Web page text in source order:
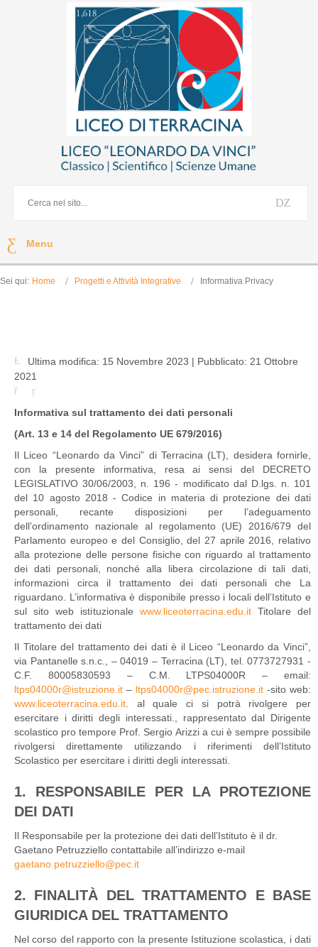
Menu
Sei qui: Home Progetti e Attività Integrative Informativa Privacy
Ultima modifica: 15 Novembre 2023 | Pubblicato: 21 Ottobre
2021
Informativa sul trattamento dei dati personali
(Art. 13 e 14 del Regolamento UE 679/2016)
Il Liceo “Leonardo da Vinci” di Terracina (LT), desidera fornirle,
con la presente informativa, resa ai sensi del DECRETO
LEGISLATIVO 30/06/2003, n. 196 - modificato dal D.lgs. n. 101
del 10 agosto 2018 - Codice in materia di protezione dei dati
personali, recante disposizioni per l’adeguamento
dell’ordinamento nazionale al regolamento (UE) 2016/679 del
Parlamento europeo e del Consiglio, del 27 aprile 2016, relativo
alla protezione delle persone fisiche con riguardo al trattamento
dei dati personali, nonché alla libera circolazione di tali dati,
informazioni circa il trattamento dei dati personali che La
riguardano. L’informativa è disponibile presso i locali dell’Istituto e
sul sito web istituzionale www.liceoterracina.edu.itTitolare del
trattamento dei dati
Il Titolare del trattamento dei dati è il Liceo “Leonardo da Vinci”,
via Pantanelle s.n.c., – 04019 – Terracina (LT), tel. 0773727931 -
C.F. 80005830593 – C.M. LTPS04000R – email:
ltps04000r@istruzione.it – ltps04000r@pec.istruzione.it -sito web:
www.liceoterracina.edu.it. al quale ci si potrà rivolgere per
esercitare i diritti degli interessati., rappresentato dal Dirigente
scolastico pro tempore Prof. Sergio Arizzi a cui è sempre possibile
rivolgersi direttamente utilizzando i riferimenti dell’Istituto
Scolastico per esercitare i diritti degli interessati.
1. RESPONSABILE PER LA PROTEZIONE
DEI DATI
Il Responsabile per la protezione dei dati dell’Istituto è il dr.
Gaetano Petruzziello contattabile all’indirizzo e-mail
gaetano.petruzziello@pec.it
2. FINALITÀ DEL TRATTAMENTO E BASE
GIURIDICA DEL TRATTAMENTO
Nel corso del rapporto con la presente Istituzione scolastica, i dati